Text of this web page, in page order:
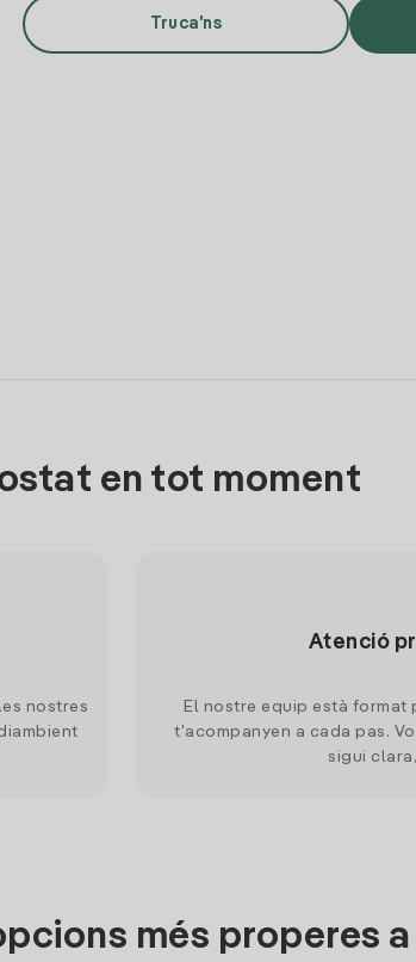
Truca'ns
en tot moment
nostres
Atenció
El nostre equip està
t'acompanyen a cada pas.
sigui
més properes